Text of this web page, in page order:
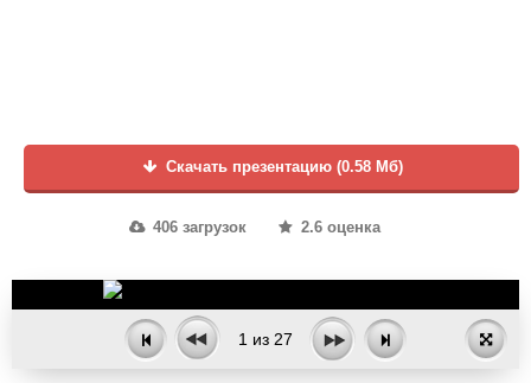
Скачать презентацию (0.58 Мб)
406 загрузок 2.6 оценка
1 из 27